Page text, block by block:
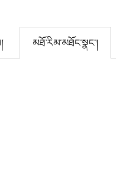
མཐོ་རིམ་མཐོང་སྣང་།